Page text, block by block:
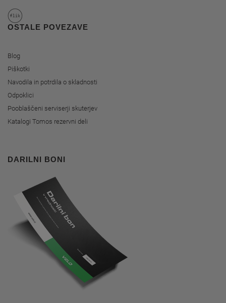
OSTALE POVEZAVE
Blog
Piškotki
Navodila in potrdila o skladnosti
Odpoklici
Pooblaščeni serviserji skuterjev
Katalogi Tomos rezervni deli
DARILNI BONI